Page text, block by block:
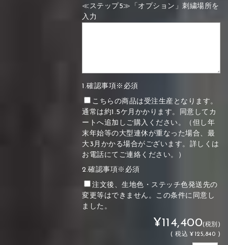
≪ステップ5≫「オプション」刺繍場所を
入力
1.確認事項※必須
こちらの商品は受注生産となります。
通常は約1.5ケ月かかります。同意してカ
ートへ追加しご購入ください。（但し年
末年始等の大型連休が重なった場合、最
大3月かかる場合がございます。詳しくは
お電話にてご連絡ください。）
2.確認事項※必須
注文後、生地色・ステッチ色発送先の
変更等はできません。この条件に同意し
ました。
¥114,400(税別)
(税込 ¥125,840 )